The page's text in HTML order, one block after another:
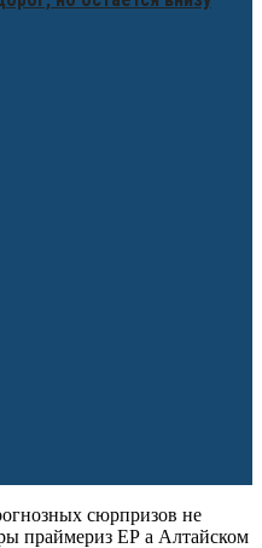
сюрпризов не
праймериз ЕР а Алтайском